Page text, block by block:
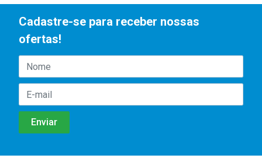
Cadastre-se para receber nossas
ofertas!